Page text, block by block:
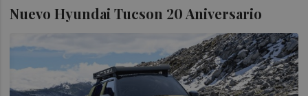
Nuevo Hyundai Tucson 20 Aniversario